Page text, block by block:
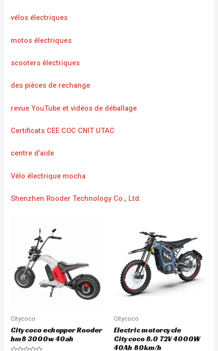
vélos électriques
motos électriques
scooters électriques
des pièces de rechange
revue YouTube et vidéos de déballage
Certificats CEE COC CNIT UTAC
centre d’aide
Vélo électrique mocha
Shenzhen Rooder Technology Co., Ltd.
Citycoco
Citycoco echopper Rooder
hm8 3000w 40ah
Citycoco
Electric motorcycle
Citycoco 8.0 72V 4000W
40Ah 80km/h